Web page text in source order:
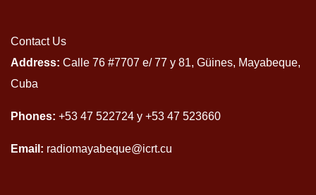
Contact Us
Address: Calle 76 #7707 e/ 77 y 81, Güines, Mayabeque,
Cuba
Phones: +53 47 522724 y +53 47 523660
Email: radiomayabeque@icrt.cu